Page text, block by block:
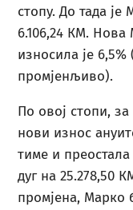
стопу. До тада
6.106,24 КМ. Нова
износила је
промјенљиво).
По овој стопи,
нови износ
тиме и преостала
дуг на 25.278,50
промјена, Марко